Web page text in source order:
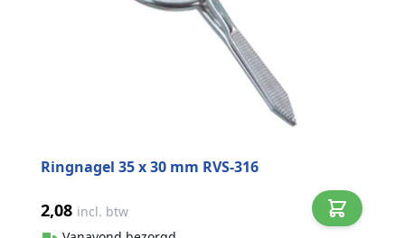
Ringnagel 35 x 30 mm RVS-316
2,08 incl. btw